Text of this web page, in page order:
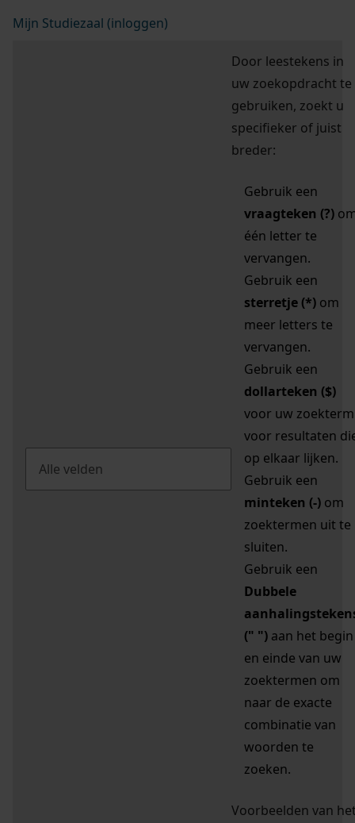
Mijn Studiezaal (inloggen)
Door leestekens in
uw zoekopdracht te
gebruiken, zoekt u
specifieker of juist
breder:
Gebruik een
vraagteken (?)
één letter te
vervangen.
Gebruik een
sterretje (*) om
meer letters te
vervangen.
Gebruik een
dollarteken ($)
voor uw zoekterm
voor resultaten
op elkaar lijken.
Gebruik een
minteken (-) om
zoektermen uit te
sluiten.
Gebruik een
Dubbele
(" ") aan het begin
en einde van uw
zoektermen om
naar de exacte
combinatie van
woorden te
zoeken.
Voorbeelden van